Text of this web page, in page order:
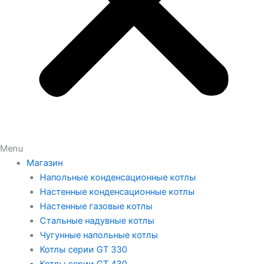
Menu
Магазин
Напольные конденсационные котлы
Настенные конденсационные котлы
Настенные газовые котлы
Стальные надувные котлы
Чугунные напольные котлы
Котлы серии GT 330